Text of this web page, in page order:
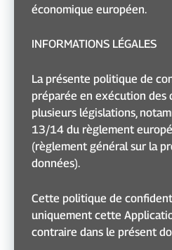
économique européen.
INFORMATIONS LÉGALES
La présente politique de
préparée en exécution des
plusieurs législations,
13/14 du règlement
(règlement général sur la
données).
Cette politique de
uniquement cette
contraire dans le présent